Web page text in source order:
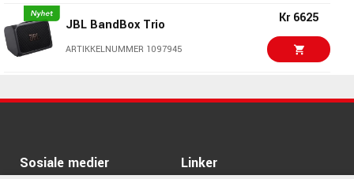
ARTIKKELNUMMER 1071885
McDSP Everything Kr 24136/stk
ARTIKKELNUMMER 1011611
JBL BandBox Trio
ARTIKKELNUMMER 1097945
Kr 6625
MK4
Denon DJ PRIME GO +
Sosiale medier Linker